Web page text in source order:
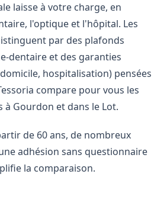
laisse à votre charge, en
l'optique et l'hôpital. Les
par des plafonds
dentaire et des garanties
hospitalisation) pensées
compare pour vous les
Gourdon et dans le Lot.
de 60 ans, de nombreux
adhésion sans questionnaire
la comparaison.